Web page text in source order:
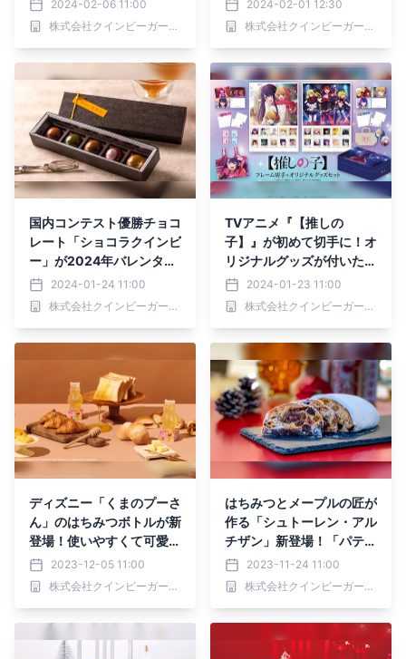
本格クッキー缶でついに参
戦！
2024-02-06 11:00
株式会社クインビーガーデン
など、バレンタインにぴっ
たりなスイーツが駅で揃
2024-02-01 12:30
株式会社クインビーガーデン
国内コンテスト優勝チョコ
レート「ショコラクインビ
ー」が2024年バレンタイ
ンver.にリニューアル！は
ちみつ×果実×カカオの魅
力に酔いしれる一箱【パテ
2024-01-24 11:00
株式会社クインビーガーデン
TVアニメ『【推しの
子】』が初めて切手に！オ
リジナルグッズが付いた豪
華セットで2024年2月1日
より受注生産限定販売
2024-01-23 11:00
株式会社クインビーガーデン
ディズニー「くまのプーさ
ん」のはちみつボトルが新
登場！使いやすくて可愛い
はちみつを毎日の食卓に
【クインビーガーデン】
2023-12-05 11:00
株式会社クインビーガーデン
はちみつとメープルの匠が
作る「シュトーレン・アル
チザン」新登場！「パティ
スリーQBG」「レディベ
ア」にて数量限定発売
2023-11-24 11:00
株式会社クインビーガーデン